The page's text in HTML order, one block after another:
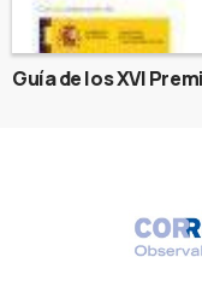
Guía de los XVI